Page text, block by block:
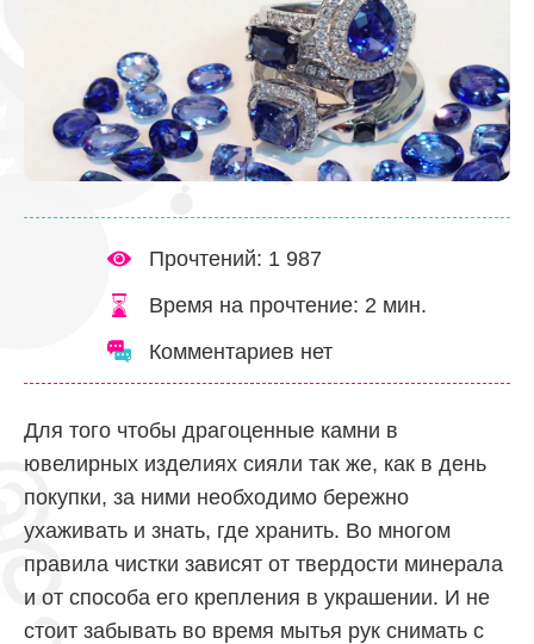
Прочтений: 1 987
Время на прочтение: 2 мин.
Комментариев нет
Для того чтобы драгоценные камни в
ювелирных изделиях сияли так же, как в день
покупки, за ними необходимо бережно
ухаживать и знать, где хранить. Во многом
правила чистки зависят от твердости минерала
и от способа его крепления в украшении. И не
стоит забывать во время мытья рук снимать с